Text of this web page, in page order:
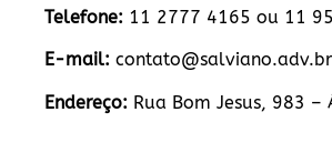
Telefone: 11 2777 4165 ou 11
E-mail: contato@salviano.adv.br
Endereço: Rua Bom Jesus, 983 –